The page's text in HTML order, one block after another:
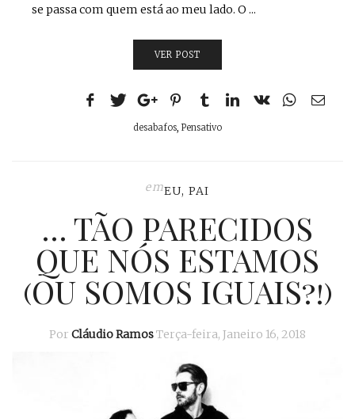
se passa com quem está ao meu lado. O ...
VER POST
desabafos, Pensativo
emEU, PAI
… TÃO PARECIDOS
QUE NÓS ESTAMOS
(OU SOMOS IGUAIS?!)
Por Cláudio RamosTerça-feira, Janeiro 16, 2018